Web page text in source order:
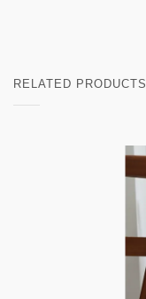
RELATED PRODUCTS